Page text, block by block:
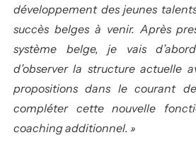
développement des jeunes
succès belges à venir. Après
système belge, je vais
d’observer la structure actuelle
propositions dans le courant de
compléter cette nouvelle
coaching additionnel. »